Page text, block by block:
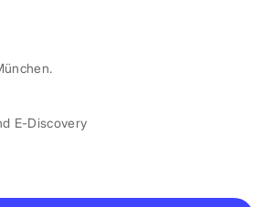
E-Discovery